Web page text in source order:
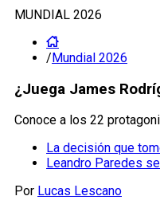
MUNDIAL 2026
/Mundial 2026
¿Juega James
Conoce a los 22
La decisión que
Leandro Paredes
Por Lucas Lescano